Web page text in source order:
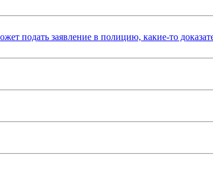
подать заявление в полицию, какие-то